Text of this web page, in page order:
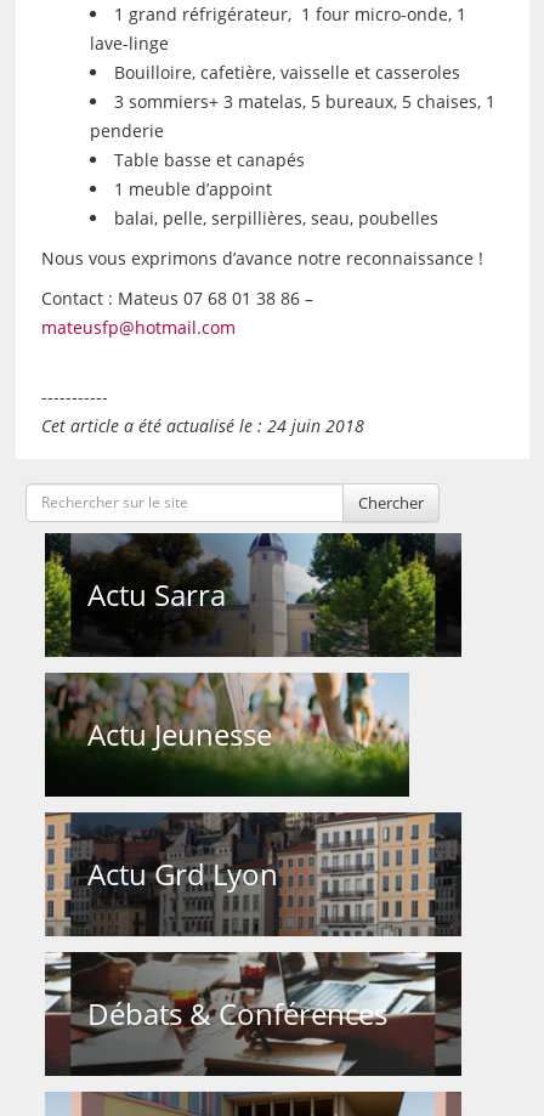
1 grand réfrigérateur, 1 four micro-onde, 1
lave-linge
Bouilloire, cafetière, vaisselle et casseroles
3 sommiers+ 3 matelas, 5 bureaux, 5 chaises, 1
penderie
Table basse et canapés
1 meuble d’appoint
balai, pelle, serpillières, seau, poubelles
Nous vous exprimons d’avance notre reconnaissance !
Contact : Mateus 07 68 01 38 86 –
mateusfp@hotmail.com
-----------
Cet article a été actualisé le : 24 juin 2018
Chercher
Actu Sarra
Actu Jeunesse
Actu Grd Lyon
Débats & Conférences